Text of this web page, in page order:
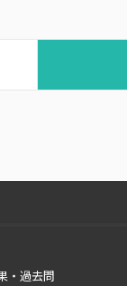
・過去問